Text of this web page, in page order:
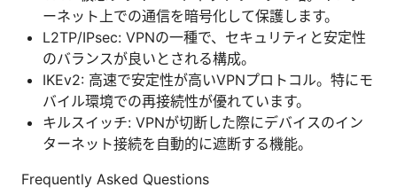
ーネット上での通信を暗号化して保護します。
L2TP/IPsec: VPNの一種で、セキュリティと安定性
のバランスが良いとされる構成。
IKEv2: 高速で安定性が高いVPNプロトコル。特にモ
バイル環境での再接続性が優れています。
キルスイッチ: VPNが切断した際にデバイスのイン
ターネット接続を自動的に遮断する機能。
Frequently Asked Questions